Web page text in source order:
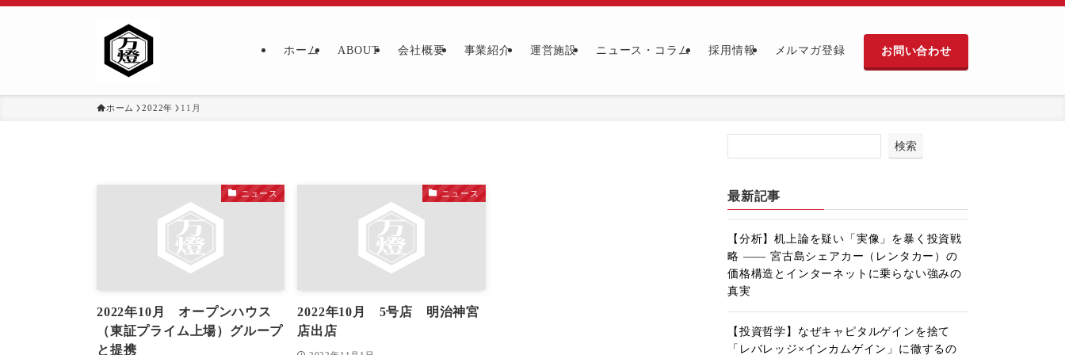
ホーム ABOUT 会社概要 事業紹介 運営施設 ニュース・コラム 採用情報 メルマガ登録 お問い合わせ
ホーム 2022年 11月
ニュース
2022年10月 オープンハウス
（東証プライム上場）グループ
と提携
ニュース
2022年10月 5号店 明治神宮
店出店
検索
最新記事
【分析】机上論を疑い「実像」を暴く投資戦
略 ―― 宮古島シェアカー（レンタカー）の
価格構造とインターネットに乗らない強みの
真実
【投資哲学】なぜキャピタルゲインを捨て
「レバレッジ×インカムゲイン」に徹するの